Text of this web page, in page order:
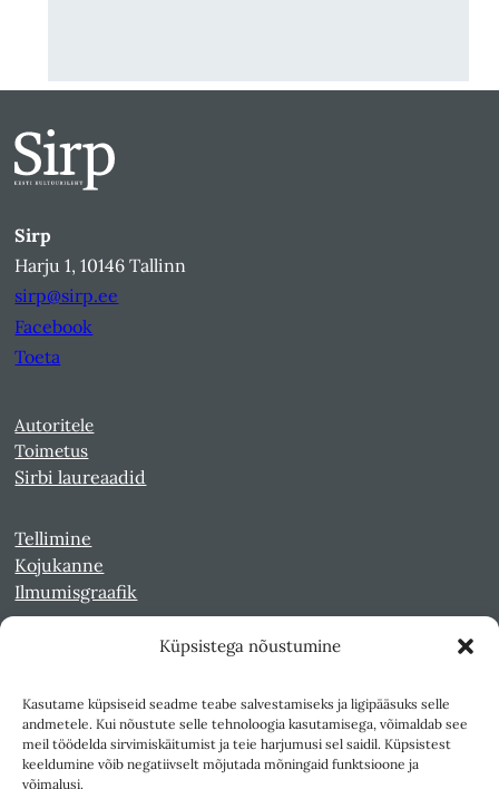
Küpsistega nõustumine
Kasutame küpsiseid seadme teabe salvestamiseks ja ligipääsuks selle
andmetele. Kui nõustute selle tehnoloogia kasutamisega, võimaldab see
meil töödelda sirvimiskäitumist ja teie harjumusi sel saidil. Küpsistest
keeldumine võib negatiivselt mõjutada mõningaid funktsioone ja
võimalusi.
Sirp
Harju 1, 10146 Tallinn
sirp@sirp.ee
Facebook
Toeta
Autoritele
Toimetus
Sirbi laureaadid
Tellimine
Kojukanne
Ilmumisgraafik
Kultuurileht 1994-1997
Reede 1989-1990
Sirp ja Vasar 1940-1989